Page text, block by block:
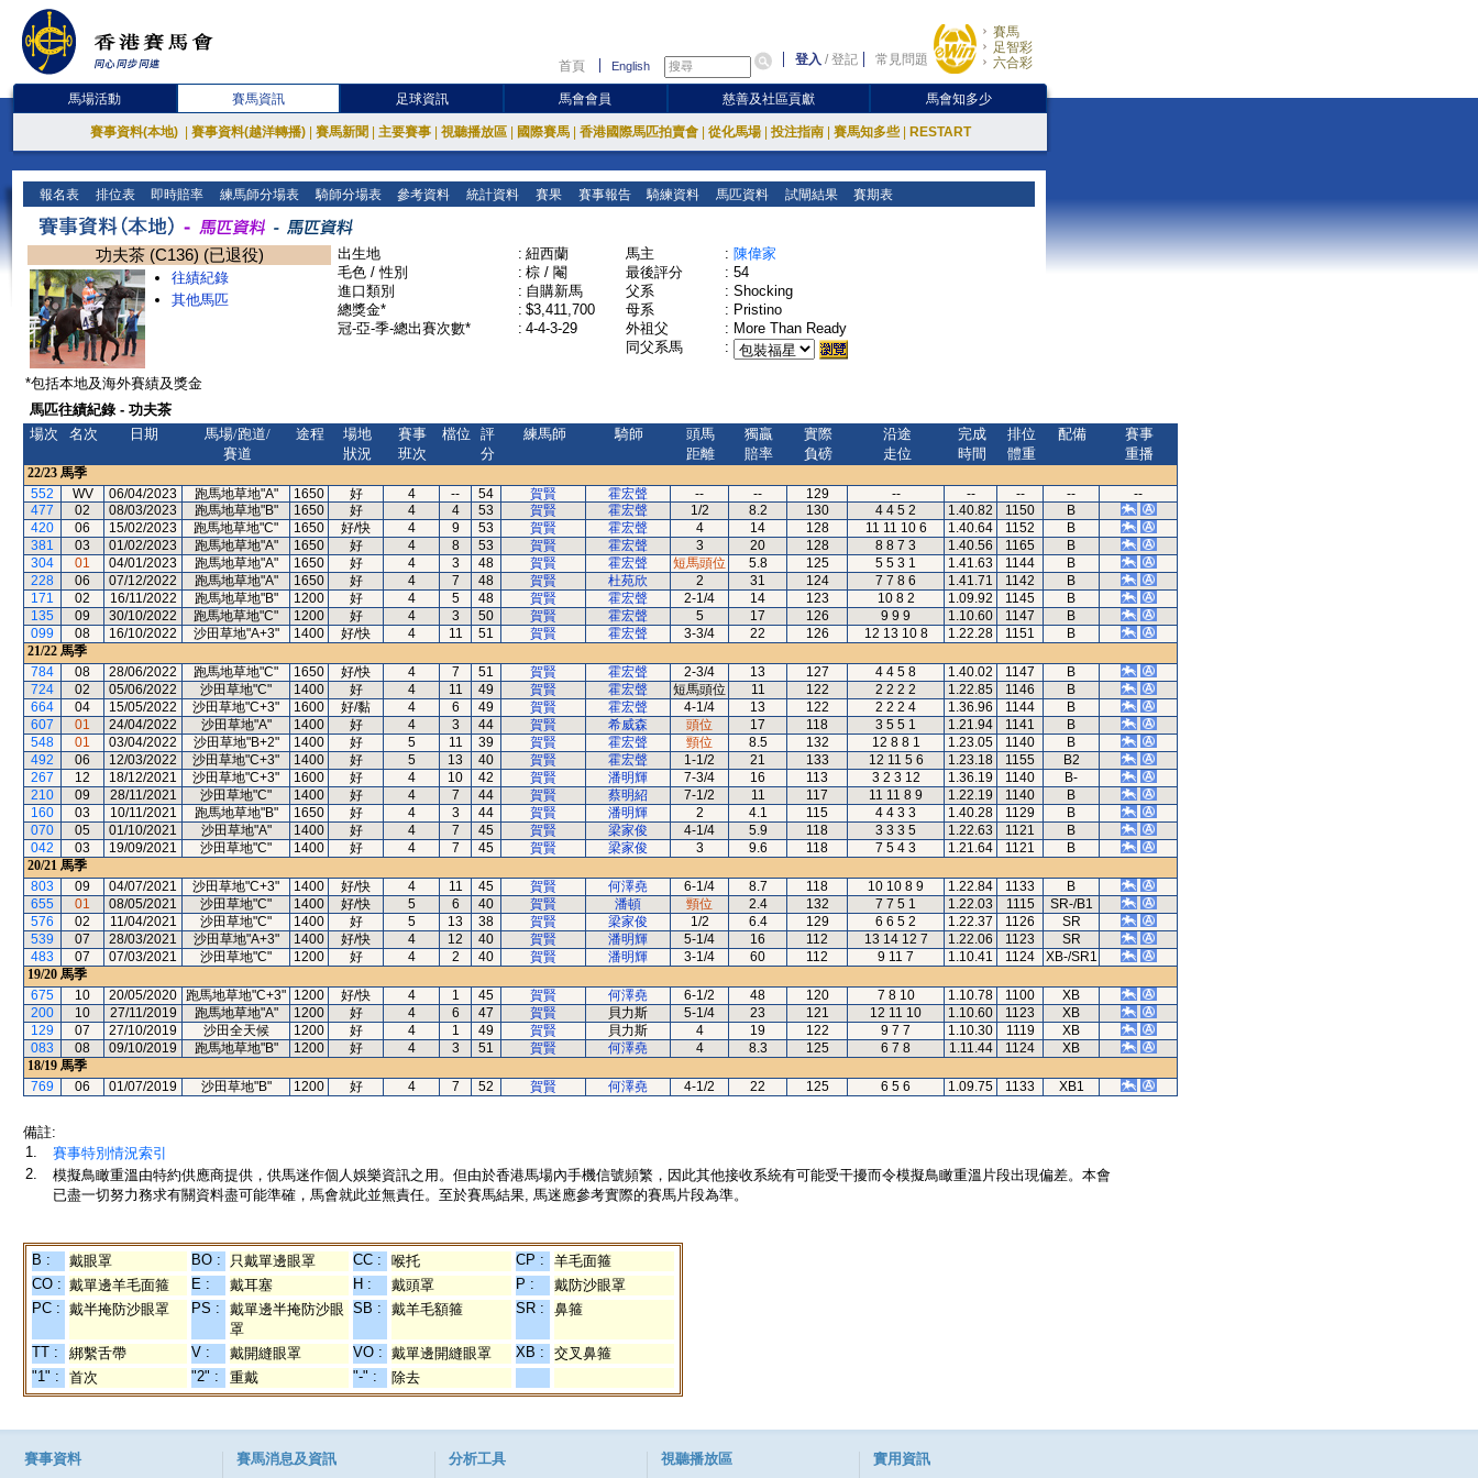
首頁 English 登入 /登記 常見問題
賽馬
足智彩
六合彩
馬場活動 賽馬資訊 足球資訊 馬會會員 慈善及社區貢獻 馬會知多少
賽事資料(本地) 賽事資料(越洋轉播) 賽馬新聞 主要賽事 視聽播放區 國際賽馬 香港國際馬匹拍賣會 從化馬場 投注指南 賽馬知多些 RESTART
報名表 排位表 即時賠率 練馬師分場表 騎師分場表 參考資料 統計資料 賽果 賽事報告 騎練資料 馬匹資料 試閘結果 賽期表
功夫茶 (C136) (已退役)
往績紀錄
其他馬匹
出生地 : 紐西蘭
毛色 / 性別
: 棕 / 閹
進口類別
: 自購新馬
總獎金*
: $3,411,700
冠-亞-季-總出賽次數*
: 4-4-3-29
馬主 : 陳偉家
最後評分
: 54
父系
: Shocking
母系
: Pristino
外祖父
: More Than Ready
同父系馬
:
*包括本地及海外賽績及獎金
馬匹往績紀錄 - 功夫茶
場次
名次 日期
馬場/跑道/
賽道
途程
場地
狀況
賽事
班次
檔位
評
分
練馬師 騎師
頭馬
距離
獨贏
賠率
實際
負磅
沿途
走位
完成
時間
排位
體重
配備
賽事
重播
22/23 馬季
552
WV 06/04/2023 跑馬地草地"A" 1650 好 4 -- 54 賀賢 霍宏聲 -- -- 129 -- -- -- --
--
477
02 08/03/2023 跑馬地草地"B" 1650 好 4 4 53 賀賢 霍宏聲 1/2 8.2 130 4 4 5 2 1.40.82 1150
B
420
06 15/02/2023 跑馬地草地"C" 1650 好/快 4 9 53 賀賢 霍宏聲 4 14 128 11 11 10 6 1.40.64 1152
B
381
03 01/02/2023 跑馬地草地"A" 1650 好 4 8 53 賀賢 霍宏聲 3 20 128 8 8 7 3 1.40.56 1165
B
304
01 04/01/2023 跑馬地草地"A" 1650 好 4 3 48 賀賢 霍宏聲 短馬頭位 5.8 125 5 5 3 1 1.41.63 1144
B
228
06 07/12/2022 跑馬地草地"A" 1650 好 4 7 48 賀賢 杜苑欣 2 31 124 7 7 8 6 1.41.71 1142
B
171
02 16/11/2022 跑馬地草地"B" 1200 好 4 5 48 賀賢 霍宏聲 2-1/4 14 123 10 8 2 1.09.92 1145
B
135
09 30/10/2022 跑馬地草地"C" 1200 好 4 3 50 賀賢 霍宏聲 5 17 126 9 9 9 1.10.60 1147
B
099
08 16/10/2022 沙田草地"A+3" 1400 好/快 4 11 51 賀賢 霍宏聲 3-3/4 22 126 12 13 10 8 1.22.28 1151
B
21/22 馬季
784
08 28/06/2022 跑馬地草地"C" 1650 好/快 4 7 51 賀賢 霍宏聲 2-3/4 13 127 4 4 5 8 1.40.02 1147
B
724
02 05/06/2022 沙田草地"C" 1400 好 4 11 49 賀賢 霍宏聲 短馬頭位 11 122 2 2 2 2 1.22.85 1146
B
664
04 15/05/2022 沙田草地"C+3" 1600 好/黏 4 6 49 賀賢 霍宏聲 4-1/4 13 122 2 2 2 4 1.36.96 1144
B
607
01 24/04/2022 沙田草地"A" 1400 好 4 3 44 賀賢 希威森 頭位 17 118 3 5 5 1 1.21.94 1141
B
548
01 03/04/2022 沙田草地"B+2" 1400 好 5 11 39 賀賢 霍宏聲 頸位 8.5 132 12 8 8 1 1.23.05 1140
B
492
06 12/03/2022 沙田草地"C+3" 1400 好 5 13 40 賀賢 霍宏聲 1-1/2 21 133 12 11 5 6 1.23.18 1155
B2
267
12 18/12/2021 沙田草地"C+3" 1600 好 4 10 42 賀賢 潘明輝 7-3/4 16 113 3 2 3 12 1.36.19 1140
B-
210
09 28/11/2021 沙田草地"C" 1400 好 4 7 44 賀賢 蔡明紹 7-1/2 11 117 11 11 8 9 1.22.19 1140
B
160
03 10/11/2021 跑馬地草地"B" 1650 好 4 3 44 賀賢 潘明輝 2 4.1 115 4 4 3 3 1.40.28 1129
B
070
05 01/10/2021 沙田草地"A" 1400 好 4 7 45 賀賢 梁家俊 4-1/4 5.9 118 3 3 3 5 1.22.63 1121
B
042
03 19/09/2021 沙田草地"C" 1400 好 4 7 45 賀賢 梁家俊 3 9.6 118 7 5 4 3 1.21.64 1121
B
20/21 馬季
803
09 04/07/2021 沙田草地"C+3" 1400 好/快 4 11 45 賀賢 何澤堯 6-1/4 8.7 118 10 10 8 9 1.22.84 1133
B
655
01 08/05/2021 沙田草地"C" 1400 好/快 5 6 40 賀賢 潘頓 頸位 2.4 132 7 7 5 1 1.22.03 1115
SR-/B1
576
02 11/04/2021 沙田草地"C" 1400 好 5 13 38 賀賢 梁家俊 1/2 6.4 129 6 6 5 2 1.22.37 1126
SR
539
07 28/03/2021 沙田草地"A+3" 1400 好/快 4 12 40 賀賢 潘明輝 5-1/4 16 112 13 14 12 7 1.22.06 1123
SR
483
07 07/03/2021 沙田草地"C" 1200 好 4 2 40 賀賢 潘明輝 3-1/4 60 112 9 11 7 1.10.41 1124
XB-/SR1
19/20 馬季
675
10 20/05/2020 跑馬地草地"C+3" 1200 好/快 4 1 45 賀賢 何澤堯 6-1/2 48 120 7 8 10 1.10.78 1100
XB
200
10 27/11/2019 跑馬地草地"A" 1200 好 4 6 47 賀賢 貝力斯 5-1/4 23 121 12 11 10 1.10.60 1123
XB
129
07 27/10/2019 沙田全天候 1200 好 4 1 49 賀賢 貝力斯 4 19 122 9 7 7 1.10.30 1119
XB
083
08 09/10/2019 跑馬地草地"B" 1200 好 4 3 51 賀賢 何澤堯 4 8.3 125 6 7 8 1.11.44 1124
XB
18/19 馬季
769
06 01/07/2019 沙田草地"B" 1200 好 4 7 52 賀賢 何澤堯 4-1/2 22 125 6 5 6 1.09.75 1133 XB1
備註:
1.
賽事特別情況索引
2.
模擬鳥瞰重溫由特約供應商提供，供馬迷作個人娛樂資訊之用。但由於香港馬場內手機信號頻繁，因此其他接收系統有可能受干擾而令模擬鳥瞰重溫片段出現偏差。本會
已盡一切努力務求有關資料盡可能準確，馬會就此並無責任。至於賽馬結果, 馬迷應參考實際的賽馬片段為準。
B : 戴眼罩 BO : 只戴單邊眼罩 CC : 喉托 CP :
羊毛面箍
CO : 戴單邊羊毛面箍 E : 戴耳塞 H : 戴頭罩 P :
戴防沙眼罩
PC : 戴半掩防沙眼罩 PS :
戴單邊半掩防沙眼
罩
SB : 戴羊毛額箍 SR : 鼻箍
TT : 綁繫舌帶 V : 戴開縫眼罩 VO : 戴單邊開縫眼罩 XB :
交叉鼻箍
"1" :
首次 "2" : 重戴 "-" : 除去
賽事資料 賽馬消息及資訊 分析工具 視聽播放區 實用資訊